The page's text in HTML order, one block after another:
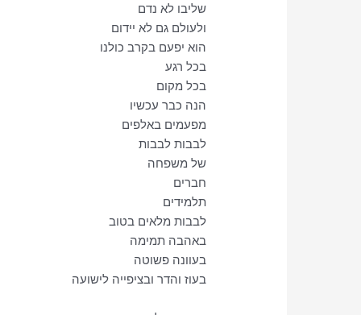
שליבו לא נדם
ולעולם גם לא יידום
הוא יפעם בקרב כולנו
בכל רגע
בכל מקום
הנה כבר עכשיו
מפעמים באלפים
לבבות לבבות
של משפחה
חברים
תלמידים
לבבות מלאים בטוב
באהבה תמימה
בעוונה פשוטה
בעוז והדר ובציפייה לישועה